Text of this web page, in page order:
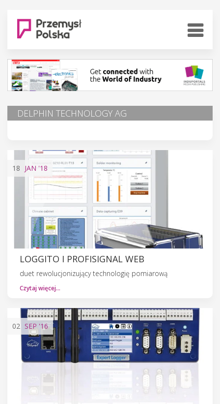
DELPHIN TECHNOLOGY AG
18 JAN '18
LOGGITO I PROFISIGNAL WEB
duet rewolucjonizujący technologię pomiarową
Czytaj więcej…
02 SEP '16